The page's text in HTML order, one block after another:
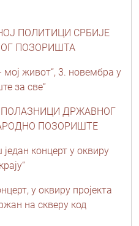
ПОЛИТИЦИ СРБИЈЕ
ПОЗОРИШТА
мој живот“, 3. новембра у
за све“
ДРЖАВНОГ
ПОЗОРИШТЕ
концерт у оквиру
у оквиру пројекта
на скверу код